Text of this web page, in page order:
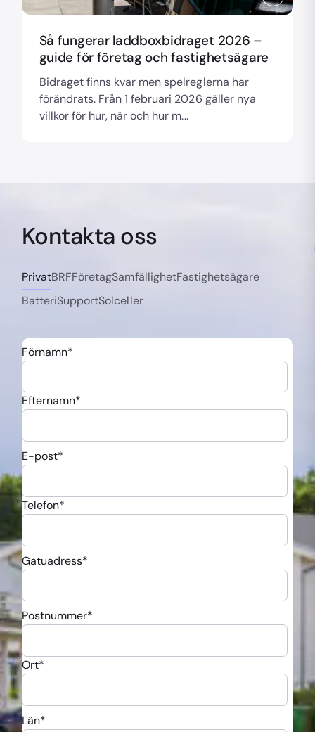
Så fungerar laddboxbidraget 2026 –
guide för företag och fastighetsägare
Bidraget finns kvar men spelreglerna har
förändrats. Från 1 februari 2026 gäller nya
villkor för hur, när och hur m...
Kontakta oss
PrivatBRFFöretagSamfällighetFastighetsägare
BatteriSupportSolceller
Förnamn*
Efternamn*
E-post*
Telefon*
Gatuadress*
Postnummer*
Ort*
Län*